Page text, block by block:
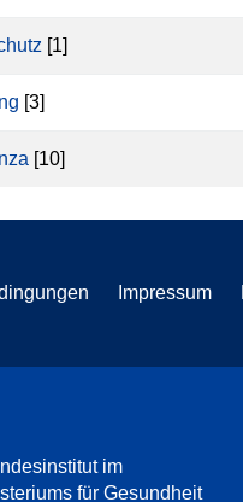
[1]
[3]
[10]
Impressum
im
für Gesundheit